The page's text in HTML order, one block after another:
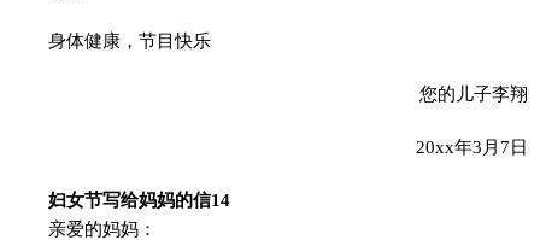
身体健康，节目快乐
您的儿子李翔
20xx年3月7日
妇女节写给妈妈的信14
亲爱的妈妈：